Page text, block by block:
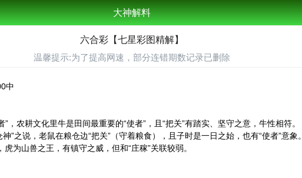
大神解料
六合彩【七星彩图精解】
温馨提示:为了提高网速，部分连错期数记录已删除
中
农耕文化里牛是田间最重要的“使者”，且“把关”有踏实、坚守之意，牛性相符。
”之说，老鼠在粮仓边“把关”（守着粮食），且子时是一日之始，也有“使者”意象。
为山兽之王，有镇守之威，但和“庄稼”关联较弱。